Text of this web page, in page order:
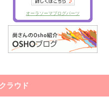
ラウド